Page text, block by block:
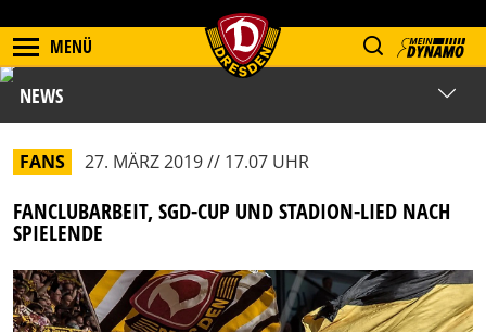
MENÜ
NEWS
FANS 27. MÄRZ 2019 // 17.07 UHR
FANCLUBARBEIT, SGD-CUP UND STADION-LIED NACH
SPIELENDE